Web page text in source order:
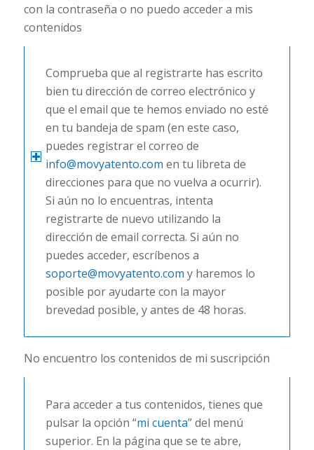
con la contraseña o no puedo acceder a mis
contenidos
Comprueba que al registrarte has escrito
bien tu dirección de correo electrónico y
que el email que te hemos enviado no esté
en tu bandeja de spam (en este caso,
puedes registrar el correo de
info@movyatento.com en tu libreta de
direcciones para que no vuelva a ocurrir).
Si aún no lo encuentras, intenta
registrarte de nuevo utilizando la
dirección de email correcta. Si aún no
puedes acceder, escríbenos a
soporte@movyatento.com y haremos lo
posible por ayudarte con la mayor
brevedad posible, y antes de 48 horas.
No encuentro los contenidos de mi suscripción
Para acceder a tus contenidos, tienes que
pulsar la opción “mi cuenta” del menú
superior. En la página que se te abre,